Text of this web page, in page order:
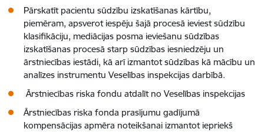
Pārskatīt pacientu sūdzību izskatīšanas kārtību,
piemēram, apsverot iespēju šajā procesā ieviest sūdzību
klasifikāciju, mediācijas posma ieviešanu sūdzības
izskatīšanas procesā starp sūdzības iesniedzēju un
ārstniecības iestādi, kā arī izmantot sūdzības kā mācību un
analīzes instrumentu Veselības inspekcijas darbībā.
Ārstniecības riska fondu atdalīt no Veselības inspekcijas
Ārstniecības riska fonda prasījumu gadījumā
kompensācijas apmēra noteikšanai izmantot iepriekš